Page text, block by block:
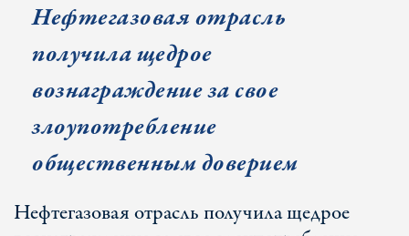
Нефтегазовая отрасль
получила щедрое
вознаграждение за свое
злоупотребление
общественным доверием
Нефтегазовая отрасль получила щедрое